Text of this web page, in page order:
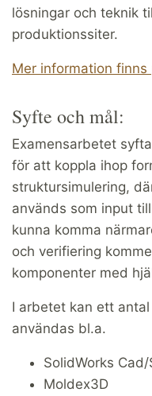
lösningar och teknik
produktionssiter.
Mer information
Syfte och mål:
Examensarbetet
för att koppla ihop
struktursimulering,
används som input
kunna komma
och verifiering
komponenter med
I arbetet kan ett
användas bl.a.
SolidWorks
Moldex3D